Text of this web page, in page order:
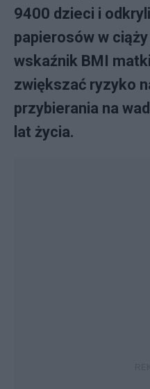
9400 dzieci i
papierosów w
wskaźnik BMI
zwiększać ryzyko
przybierania na
lat życia.